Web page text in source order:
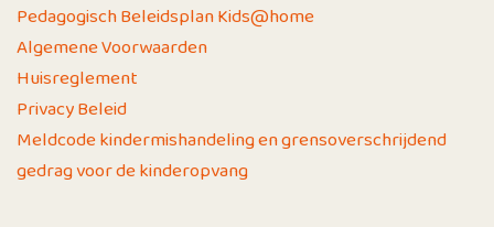
Pedagogisch Beleidsplan Kids@home
Algemene Voorwaarden
Huisreglement
Privacy Beleid
Meldcode kindermishandeling en grensoverschrijdend
gedrag voor de kinderopvang